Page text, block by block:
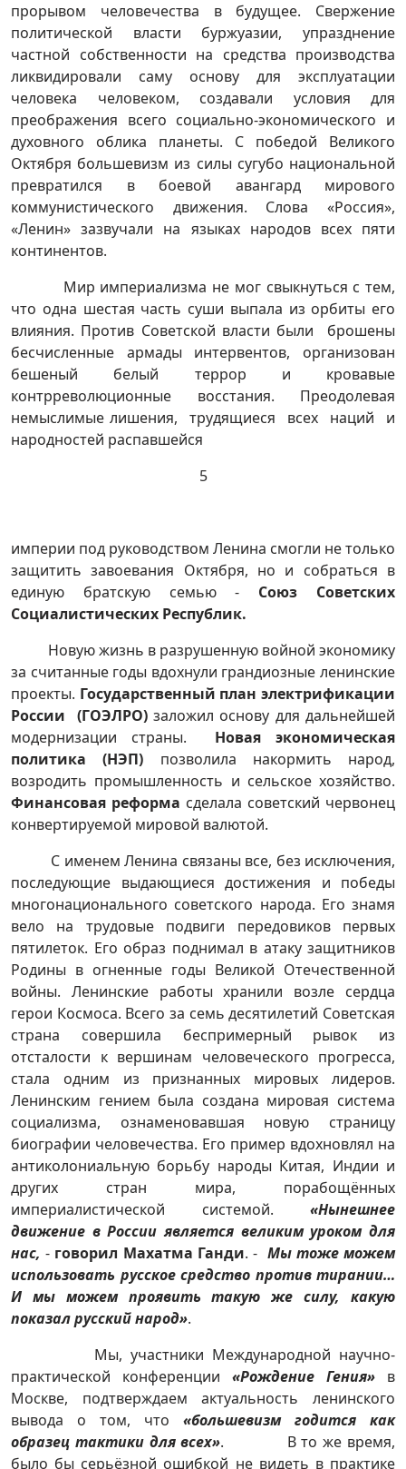
прорывом человечества в будущее. Свержение
политической власти буржуазии, упразднение
частной собственности на средства производства
ликвидировали саму основу для эксплуатации
человека человеком, создавали условия для
преображения всего социально-экономического и
духовного облика планеты. С победой Великого
Октября большевизм из силы сугубо национальной
превратился в боевой авангард мирового
коммунистического движения. Слова «Россия»,
«Ленин» зазвучали на языках народов всех пяти
континентов.
Мир империализма не мог свыкнуться с тем,
что одна шестая часть суши выпала из орбиты его
влияния. Против Советской власти были брошены
бесчисленные армады интервентов, организован
бешеный белый террор и кровавые
контрреволюционные восстания. Преодолевая
немыслимые лишения, трудящиеся всех наций и
народностей распавшейся
5
империи под руководством Ленина смогли не только
защитить завоевания Октября, но и собраться в
единую братскую семью - Союз Советских
Социалистических Республик.
Новую жизнь в разрушенную войной экономику
за считанные годы вдохнули грандиозные ленинские
проекты. Государственный план электрификации
России (ГОЭЛРО) заложил основу для дальнейшей
модернизации страны.
Новая экономическая
политика (НЭП) позволила накормить народ,
возродить промышленность и сельское хозяйство.
Финансовая реформа сделала советский червонец
конвертируемой мировой валютой.
С именем Ленина связаны все, без исключения,
последующие выдающиеся достижения и победы
многонационального советского народа. Его знамя
вело на трудовые подвиги передовиков первых
пятилеток. Его образ поднимал в атаку защитников
Родины в огненные годы Великой Отечественной
войны. Ленинские работы хранили возле сердца
герои Космоса. Всего за семь десятилетий Советская
страна совершила беспримерный рывок из
отсталости к вершинам человеческого прогресса,
стала одним из признанных мировых лидеров.
Ленинским гением была создана мировая система
социализма, ознаменовавшая новую страницу
биографии человечества. Его пример вдохновлял на
антиколониальную борьбу народы Китая, Индии и
других стран мира, порабощённых
империалистической системой. «Нынешнее
движение в России является великим уроком для
нас, - говорил Махатма Ганди. - Мы тоже можем
использовать русское средство против тирании…
И мы можем проявить такую же силу, какую
показал русский народ».
Мы, участники Международной научно-
практической конференции «Рождение Гения» в
Москве, подтверждаем актуальность ленинского
вывода о том, что «большевизм годится как
образец тактики для всех». В то же время,
было бы серьёзной ошибкой не видеть в практике